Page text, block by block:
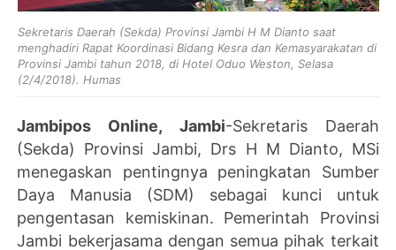
Sekretaris Daerah (Sekda) Provinsi Jambi H M Dianto saat
menghadiri Rapat Koordinasi Bidang Kesra dan Kemasyarakatan di
Provinsi Jambi tahun 2018, di Hotel Oduo Weston, Selasa
(2/4/2018). Humas
Jambipos Online, Jambi-Sekretaris Daerah
(Sekda) Provinsi Jambi, Drs H M Dianto, MSi
menegaskan pentingnya peningkatan Sumber
Daya Manusia (SDM) sebagai kunci untuk
pengentasan kemiskinan. Pemerintah Provinsi
Jambi bekerjasama dengan semua pihak terkait